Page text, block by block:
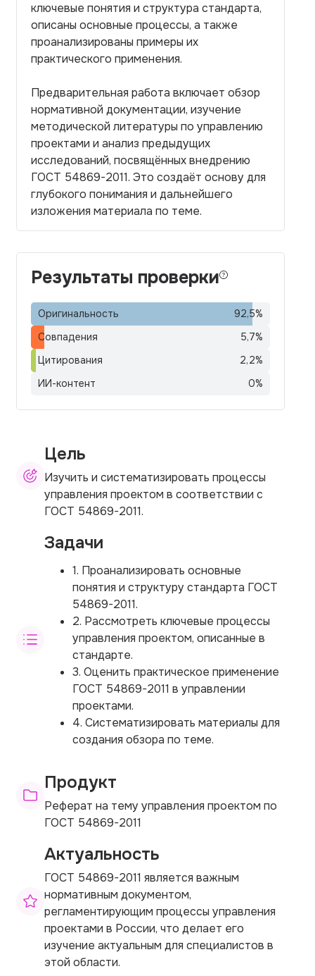
ключевые понятия и структура стандарта,
описаны основные процессы, а также
проанализированы примеры их
практического применения.
Предварительная работа включает обзор
нормативной документации, изучение
методической литературы по управлению
проектами и анализ предыдущих
исследований, посвящённых внедрению
ГОСТ 54869-2011. Это создаёт основу для
глубокого понимания и дальнейшего
изложения материала по теме.
Результаты проверки
Оригинальность 92,5%
Совпадения
5,7%
Цитирования
2,2%
ИИ-контент
0%
Цель
Изучить и систематизировать процессы
управления проектом в соответствии с
ГОСТ 54869-2011.
Задачи
1. Проанализировать основные
понятия и структуру стандарта ГОСТ
54869-2011.
2. Рассмотреть ключевые процессы
управления проектом, описанные в
стандарте.
3. Оценить практическое применение
ГОСТ 54869-2011 в управлении
проектами.
4. Систематизировать материалы для
создания обзора по теме.
Продукт
Реферат на тему управления проектом по
ГОСТ 54869-2011
Актуальность
ГОСТ 54869-2011 является важным
нормативным документом,
регламентирующим процессы управления
проектами в России, что делает его
изучение актуальным для специалистов в
этой области.